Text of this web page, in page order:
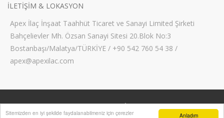
Anladım
Sitemizden en iyi şekilde faydalanabilmeniz için çerezler
ILETIŞIM & LOKASYON
Apex İlaç İnşaat Taahhüt Ticaret ve Sanayi Limited Şirketi
Bahçelievler Mh. Özsan Sanayi Sitesi 20.Blok No:3
Bostanbaşı/Malatya/TÜRKİYE / +90 542 760 54 38 /
apex@apexilac.com
Copyright © Apec İlaç Sanayi